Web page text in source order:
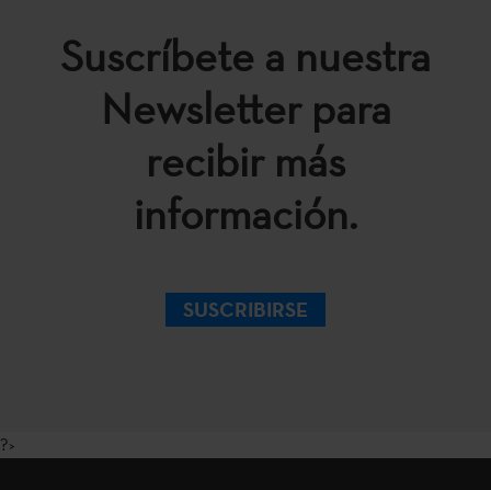
Suscríbete a nuestra
Newsletter para
recibir más
información.
SUSCRIBIRSE
?>